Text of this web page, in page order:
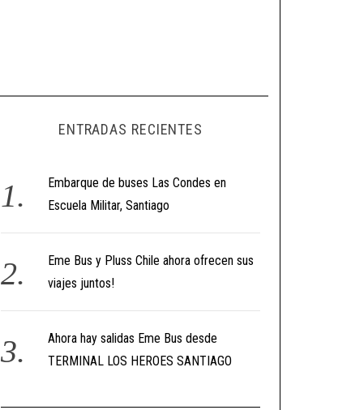
ENTRADAS RECIENTES
Embarque de buses Las Condes en
Escuela Militar, Santiago
Eme Bus y Pluss Chile ahora ofrecen sus
viajes juntos!
Ahora hay salidas Eme Bus desde
TERMINAL LOS HEROES SANTIAGO